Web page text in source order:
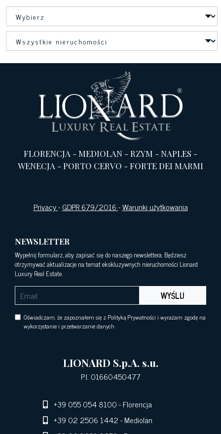
FLORENCJA -MEDIOLAN -RZYM -NAPLES -
WENECJA -PORTO CERVO -FORTE DEI MARMI
Privacy-GDPR 679/2016-Warunki użytkowania
NEWSLETTER
Wypełnij formularz, aby zapisać się do naszego newslettera. Będziesz
otrzymywać aktualizacje na temat ekskluzywnych nieruchomości Lionard
Luxury Real Estate.
WYŚLIJ
Oświadczam, że zapoznałem się z Polityką Prywatności i wyrażam zgodę na
wykorzystanie i przetwarzanie danych
LIONARD S.p.A. s.u.
P.I. 01660450477
+39 055 054 8100- Florencja
+39 02 2506 1442- Mediolan